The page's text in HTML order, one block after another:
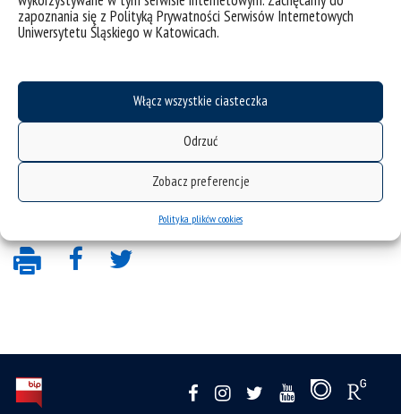
zapoznania się z Polityką Prywatności Serwisów Internetowych
Uniwersytetu Śląskiego w Katowicach.
Włącz wszystkie ciasteczka
Odrzuć
Zobacz preferencje
Polityka plików cookies